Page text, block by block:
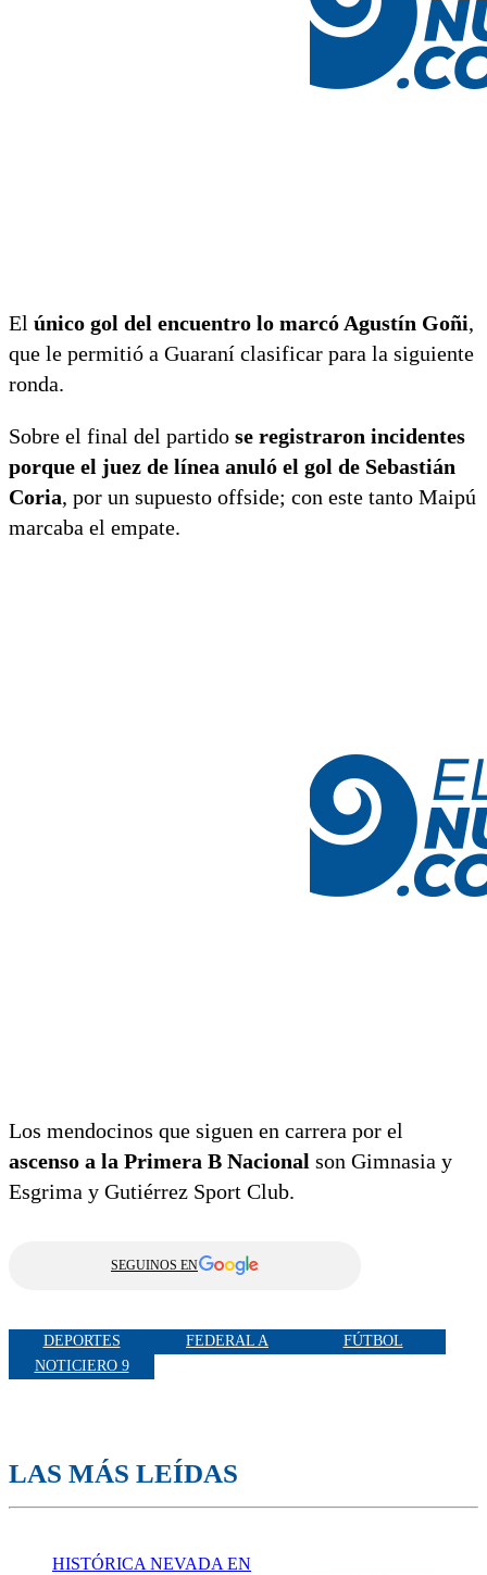
El único gol del encuentro lo marcó Agustín Goñi,
que le permitió a Guaraní clasificar para la siguiente
ronda.
Sobre el final del partido se registraron incidentes
porque el juez de línea anuló el gol de Sebastián
Coria, por un supuesto offside; con este tanto Maipú
marcaba el empate.
Los mendocinos que siguen en carrera por el
ascenso a la Primera B Nacional son Gimnasia y
Esgrima y Gutiérrez Sport Club.
SEGUINOS EN
DEPORTES FEDERAL A
FÚTBOL
NOTICIERO 9
LAS MÁS LEÍDAS
HISTÓRICA NEVADA EN